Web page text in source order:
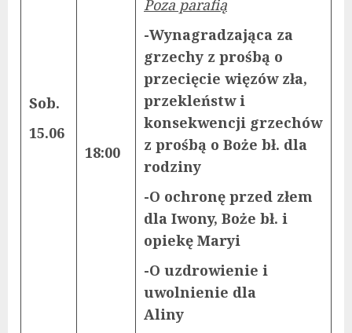
Sob.
15.06
18:00
Poza parafią
-Wynagradzająca za
grzechy z prośbą o
przecięcie więzów zła,
przekleństw i
konsekwencji grzechów
z prośbą o Boże bł. dla
rodziny
-O ochronę przed złem
dla Iwony, Boże bł. i
opiekę Maryi
-O uzdrowienie i
uwolnienie dla
Aliny